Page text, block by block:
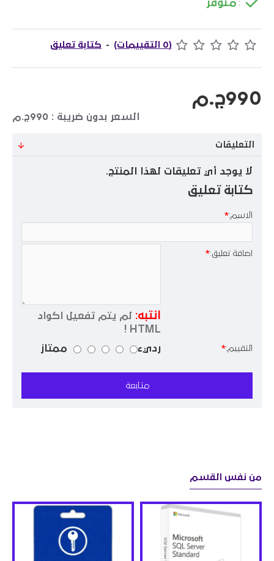
: متوفر
(0 التقييمات) - كتابة تعليق
990ج.م
السعر بدون ضريبة : 990ج.م
التعليقات
لا يوجد أي تعليقات لهذا المنتج.
كتابة تعليق
الاسم:
اضافة تعليق:
انتبه:
لم يتم تفعيل اكواد
HTML !
التقييم: رديء ممتاز
متابعة
من نفس القسم